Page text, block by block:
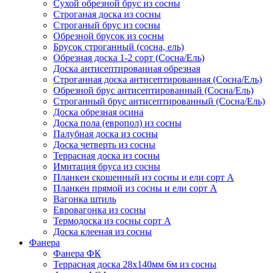
Сухой обрезной брус из сосны
Строганая доска из сосны
Строганый брус из сосны
Обрезной брусок из сосны
Брусок строганный (сосна, ель)
Обрезная доска 1-2 сорт (Сосна/Ель)
Доска антисептированная обрезная
Строганная доска антисептированная (Сосна/Ель)
Обрезной брус антисептированный (Сосна/Ель)
Строганный брус антисептированный (Сосна/Ель)
Доска обрезная осина
Доска пола (европол) из сосны
Палубная доска из сосны
Доска четверть из сосны
Террасная доска из сосны
Имитация бруса из сосны
Планкен скошенный из сосны и ели cорт А
Планкен прямой из сосны и ели cорт А
Вагонка штиль
Евровагонка из сосны
Термодоска из сосны сорт А
Доска клееная из сосны
Фанера
Фанера ФК
Террасная доска 28х140мм 6м из сосны